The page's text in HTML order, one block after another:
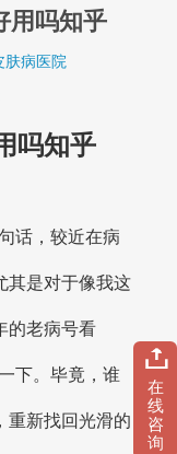
用吗知乎
肤病医院
吗知乎
话，较近在病
其是对于像我这
的老病号看
下。毕竟，谁
重新找回光滑的
在
线
咨
询